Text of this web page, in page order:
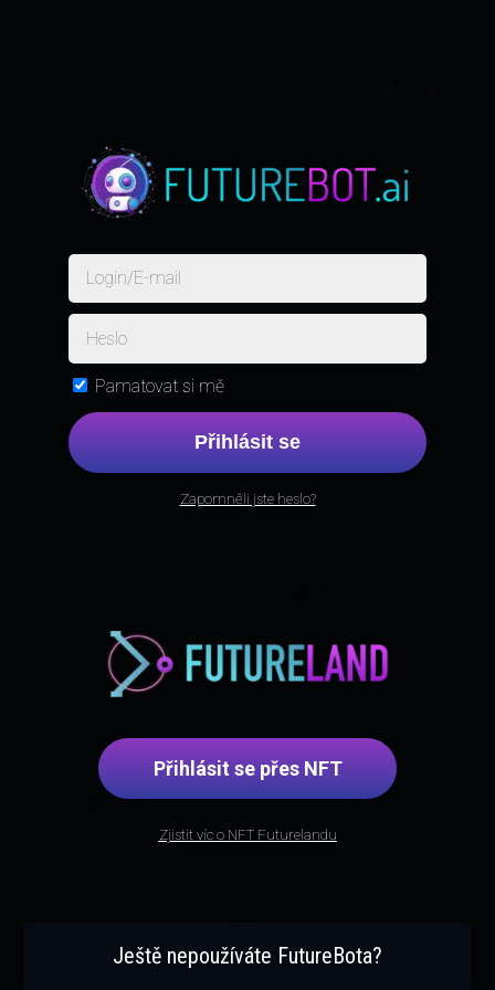
Pamatovat si mě
Přihlásit se
Zapomněli jste heslo?
Přihlásit se přes NFT
Zjistit víc o NFT Futurelandu
Ještě nepoužíváte FutureBota?